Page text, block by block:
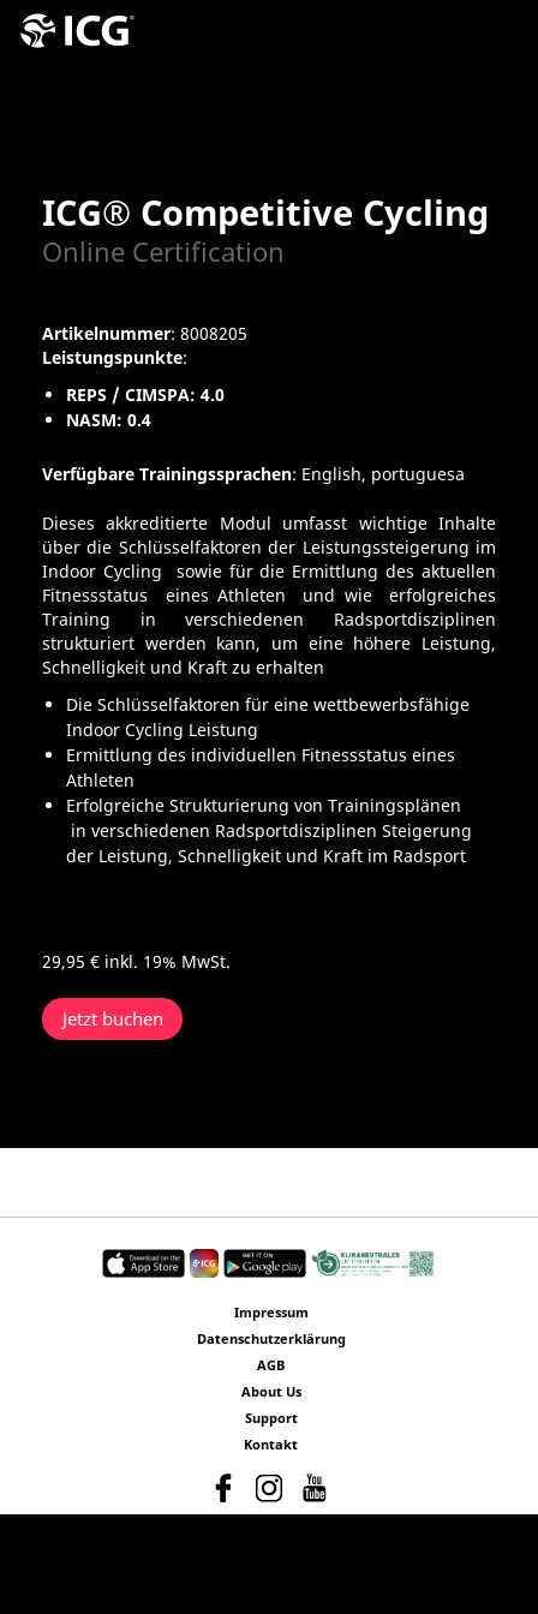
ICG® Competitive Cycling
Online Certification
Artikelnummer: 8008205
Leistungspunkte:
REPS / CIMSPA: 4.0
NASM: 0.4
Verfügbare Trainingssprachen: English, portuguesa
Dieses akkreditierte Modul umfasst wichtige Inhalte
über die Schlüsselfaktoren der Leistungssteigerung im
Indoor Cycling sowie für die Ermittlung des aktuellen
Fitnessstatus eines Athleten und wie erfolgreiches
Training in verschiedenen Radsportdisziplinen
strukturiert werden kann, um eine höhere Leistung,
Schnelligkeit und Kraft zu erhalten
Die Schlüsselfaktoren für eine wettbewerbsfähige
Indoor Cycling Leistung
Ermittlung des individuellen Fitnessstatus eines
Athleten
Erfolgreiche Strukturierung von Trainingsplänen
in verschiedenen Radsportdisziplinen Steigerung
der Leistung, Schnelligkeit und Kraft im Radsport
29,95 € inkl. 19% MwSt.
Jetzt buchen
Impressum
Datenschutzerklärung
AGB
About Us
Support
Kontakt